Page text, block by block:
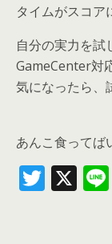
タイムがスコア
自分の実力を試
GameCenter対
気になったら、
あんこ食ってば
T X